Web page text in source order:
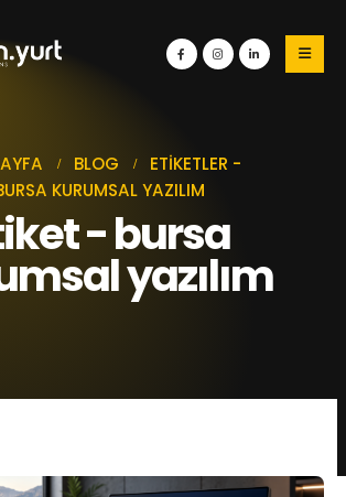
BLOG
ETIKETLER -
KURUMSAL YAZILIM
- bursa
yazılım